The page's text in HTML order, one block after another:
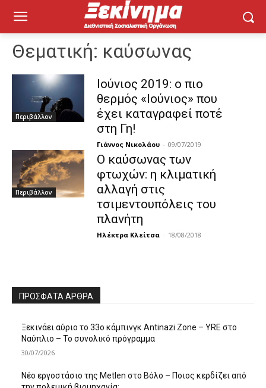
Θεματική: καύσωνας
Περιβάλλον
Ιούνιος 2019: ο πιο
θερμός «Ιούνιος» που
έχει καταγραφεί ποτέ
στη Γη!
Γιάννος Νικολάου - 09/07/2019
Περιβάλλον
Ο καύσωνας των
φτωχών: η κλιματική
αλλαγή στις
τσιμεντουπόλεις του
πλανήτη
Ηλέκτρα Κλείτσα - 18/08/2018
ΠΡΌΣΦΑΤΑ ΆΡΘΡΑ
Ξεκινάει αύριο το 33ο κάμπινγκ Antinazi Zone – YRE στο
Ναύπλιο – Το συνολικό πρόγραμμα
30/07/2026
Νέο εργοστάσιο της Metlen στο Βόλο – Ποιος κερδίζει από